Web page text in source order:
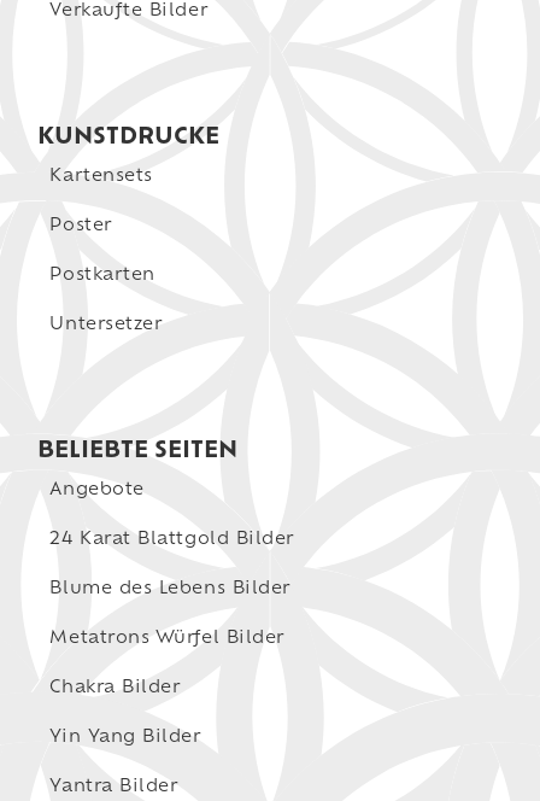
Verkaufte Bilder
KUNSTDRUCKE
Kartensets
Poster
Postkarten
Untersetzer
BELIEBTE SEITEN
Angebote
24 Karat Blattgold Bilder
Blume des Lebens Bilder
Metatrons Würfel Bilder
Chakra Bilder
Yin Yang Bilder
Yantra Bilder